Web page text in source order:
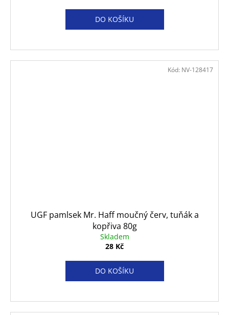
DO KOŠÍKU
UGF pamlsek Mr. Haff moučný červ, tuňák a
kopřiva 80g
Skladem
28 Kč
DO KOŠÍKU
Kód: NV-128417